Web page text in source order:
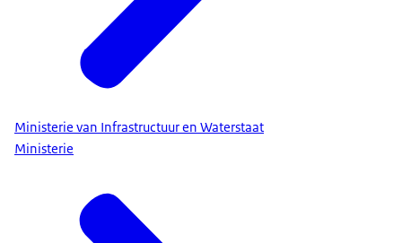
Ministerie van Infrastructuur en Waterstaat
Ministerie